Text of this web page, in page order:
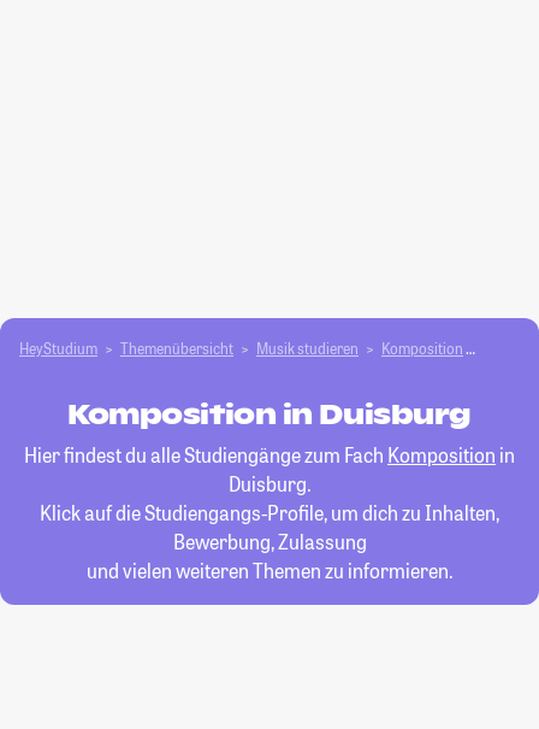
HeyStudium Themenübersicht Musik studieren Komposition
Komposition in Duisburg
Hier findest du alle Studiengänge zum Fach Komposition in
Duisburg.
Klick auf die Studiengangs-Profile, um dich zu Inhalten,
Bewerbung, Zulassung
und vielen weiteren Themen zu informieren.